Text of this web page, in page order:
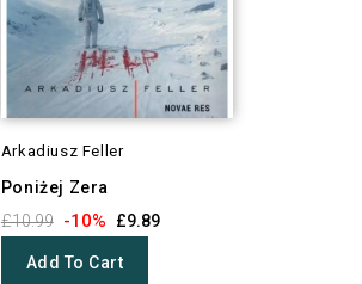
Arkadiusz Feller
Poniżej Zera
£10.99 -10% £9.89
Add To Cart